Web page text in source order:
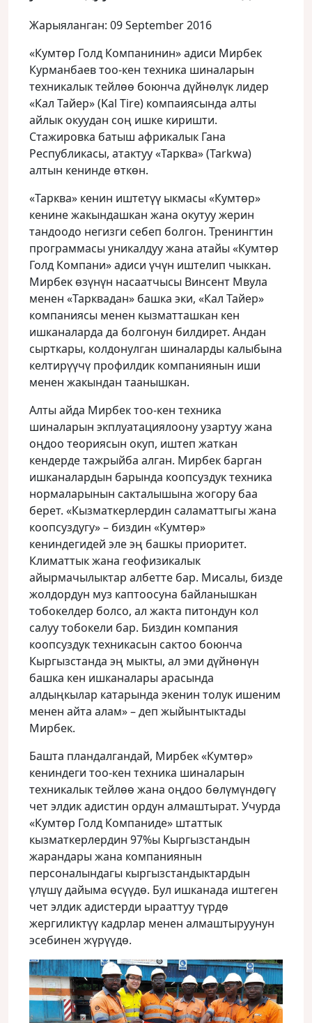
Жарыяланган: 09 September 2016
«Кумтөр Голд Компанинин» адиси Мирбек
Курманбаев тоо-кен техника шиналарын
техникалык тейлөө боюнча дүйнөлүк лидер
«Кал Тайер» (Kal Tire) компаиясында алты
айлык окуудан соң ишке киришти.
Стажировка батыш африкалык Гана
Республикасы, атактуу «Тарква» (Tarkwa)
алтын кенинде өткөн.
«Тарква» кенин иштетүү ыкмасы «Кумтөр»
кенине жакындашкан жана окутуу жерин
тандоодо негизги себеп болгон. Тренингтин
программасы уникалдуу жана атайы «Кумтөр
Голд Компани» адиси үчүн иштелип чыккан.
Мирбек өзүнүн насаатчысы Винсент Мвула
менен «Тарквадан» башка эки, «Кал Тайер»
компаниясы менен кызматташкан кен
ишканаларда да болгонун билдирет. Андан
сырткары, колдонулган шиналарды калыбына
келтирүүчү профилдик компаниянын иши
менен жакындан таанышкан.
Алты айда Мирбек тоо-кен техника
шиналарын экплуатациялоону узартуу жана
оңдоо теориясын окуп, иштеп жаткан
кендерде тажрыйба алган. Мирбек барган
ишканалардын барында коопсуздук техника
нормаларынын сакталышына жогору баа
берет. «Кызматкерлердин саламаттыгы жана
коопсуздугу» – биздин «Кумтөр»
кениндегидей эле эң башкы приоритет.
Климаттык жана геофизикалык
айырмачылыктар албетте бар. Мисалы, бизде
жолдордун муз каптоосуна байланышкан
тобокелдер болсо, ал жакта питондун кол
салуу тобокели бар. Биздин компания
коопсуздук техникасын сактоо боюнча
Кыргызстанда эң мыкты, ал эми дүйнөнүн
башка кен ишканалары арасында
алдыңкылар катарында экенин толук ишеним
менен айта алам» – деп жыйынтыктады
Мирбек.
Башта пландалгандай, Мирбек «Кумтɵр»
кениндеги тоо-кен техника шиналарын
техникалык тейлөө жана оңдоо бөлүмүндөгү
чет элдик адистин ордун алмаштырат. Учурда
«Кумтɵр Голд Компаниде» штаттык
кызматкерлердин 97%ы Кыргызстандын
жарандары жана компаниянын
персоналындагы кыргызстандыктардын
үлүшү дайыма ɵсүүдɵ. Бул ишканада иштеген
чет элдик адистерди ырааттуу түрдө
жергиликтүү кадрлар менен алмаштыруунун
эсебинен жүрүүдө.